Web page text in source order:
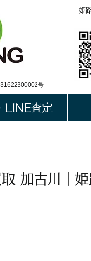
姫
号
LINE査定
加古川｜